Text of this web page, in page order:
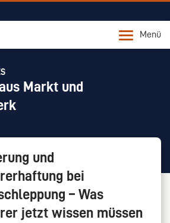
Menü
Markt und
und
bei
– Was
jetzt wissen müssen